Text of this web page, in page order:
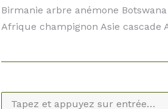
Birmanie arbre anémone
Afrique champignon Asie cascade
Recherche